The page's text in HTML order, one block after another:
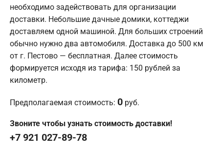
необходимо задействовать для организации
доставки. Небольшие дачные домики, коттеджи
доставляем одной машиной. Для больших строений
обычно нужно два автомобиля. Доставка до 500 км
от г. Пестово — бесплатная. Далее стоимость
формируется исходя из тарифа: 150 рублей за
километр.
Предполагаемая стоимость: 0 руб.
Звоните чтобы узнать стоимость доставки!
+7 921 027-89-78